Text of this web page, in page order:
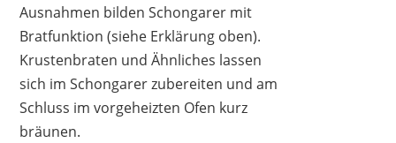
Ausnahmen bilden Schongarer mit
Bratfunktion (siehe Erklärung oben).
Krustenbraten und Ähnliches lassen
sich im Schongarer zubereiten und am
Schluss im vorgeheizten Ofen kurz
bräunen.